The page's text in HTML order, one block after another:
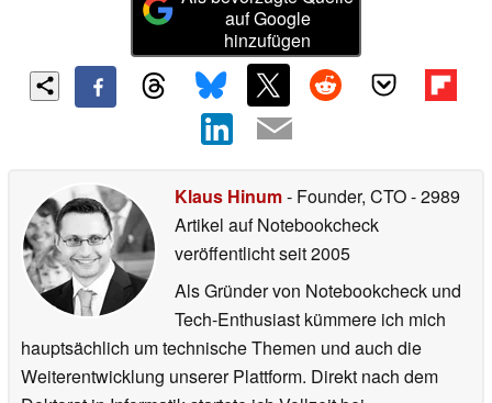
auf Google
hinzufügen
Klaus Hinum- Founder, CTO- 2989
Artikel auf Notebookcheck
veröffentlichtseit 2005
Als Gründer von Notebookcheck und
Tech-Enthusiast kümmere ich mich
hauptsächlich um technische Themen und auch die
Weiterentwicklung unserer Plattform. Direkt nach dem